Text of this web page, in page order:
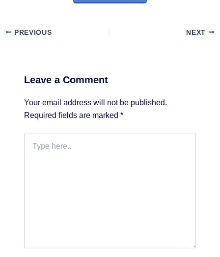
PREVIOUS NEXT
Leave a Comment
Your email address will not be published.
Required fields are marked *
here..